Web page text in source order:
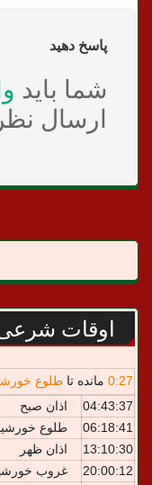
پاسخ دهید
شما باید
ارسال
اوقات
0:27 مانده تا طلوع
04:43:37
اذان صبح
06:18:41
طلوع
13:10:30
اذان ظهر
20:00:12
غروب